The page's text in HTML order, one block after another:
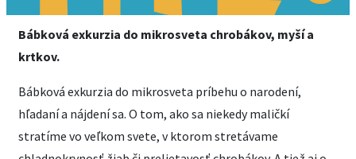
Bábková exkurzia do mikrosveta chrobákov, myší a
krtkov.
Bábková exkurzia do mikrosveta príbehu o narodení,
hľadaní a nájdení sa. O tom, ako sa niekedy maličkí
stratíme vo veľkom svete, v ktorom stretávame